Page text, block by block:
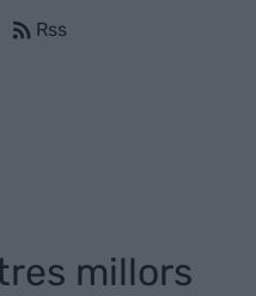
Rss
millors